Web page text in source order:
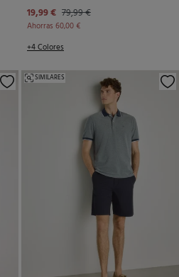
19,99 € 79,99 €
Ahorras 60,00 €
+4 Colores
SIMILARES